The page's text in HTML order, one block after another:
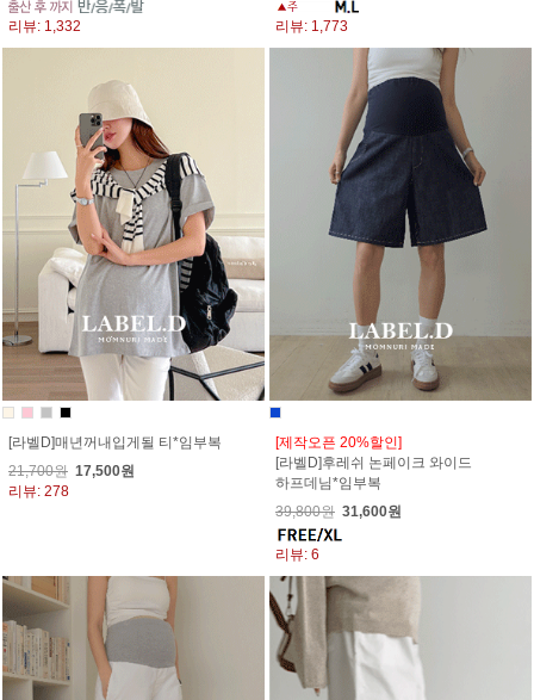
리뷰: 1,332 리뷰: 1,773
[라벨D]매년꺼내입게될 티*임부복
21,700원 17,500원
리뷰: 278
[제작오픈 20%할인]
[라벨D]후레쉬 논페이크 와이드
하프데님*임부복
39,800원 31,600원
리뷰: 6